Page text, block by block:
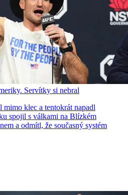
Servítky si nebral
klec a tentokrát napadl
spojil s válkami na Blízkém
a odmítl, že současný systém